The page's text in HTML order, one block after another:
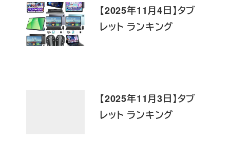
【2025年11月4日】タブ
レット ランキング
【2025年11月3日】タブ
レット ランキング